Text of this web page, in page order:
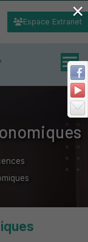
Espace Extranet
×